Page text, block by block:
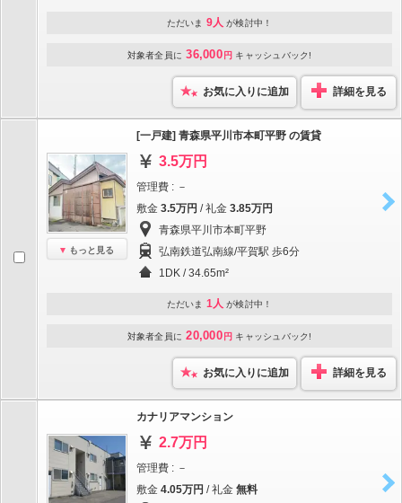
ただいま 9人 が検討中！
対象者全員に 36,000 円 キャッシュバック!
お気に入りに追加 詳細を見る
もっと見る
[一戸建] 青森県平川市本町平野 の賃貸
3.5万円
管理費 : －
敷金 3.5万円 / 礼金 3.85万円
青森県平川市本町平野
弘南鉄道弘南線/平賀駅 歩6分
1DK / 34.65m²
ただいま 1人 が検討中！
対象者全員に 20,000 円 キャッシュバック!
お気に入りに追加 詳細を見る
カナリアマンション
2.7万円
管理費 : －
敷金 4.05万円 / 礼金 無料